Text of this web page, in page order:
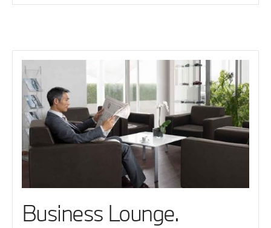
Business Lounge.